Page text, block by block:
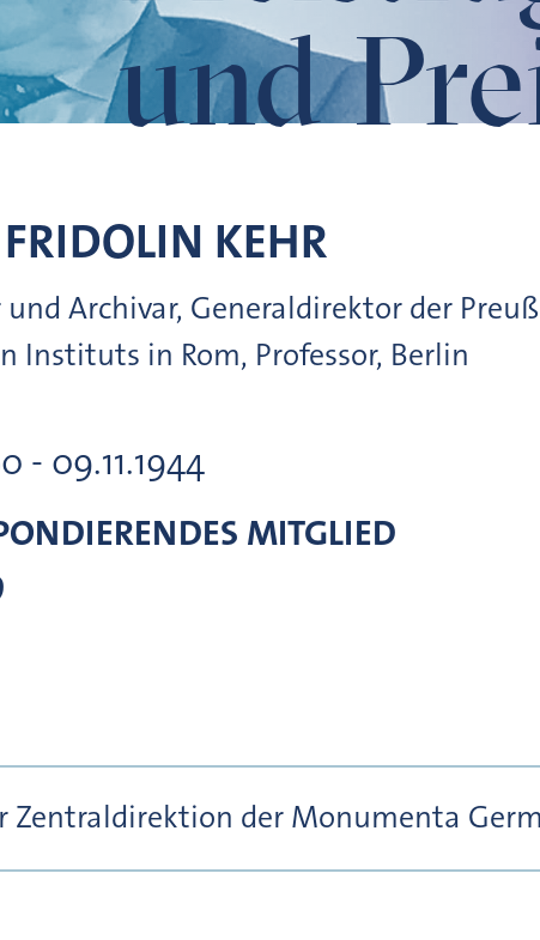
und
KEHR
Archivar, Generaldirektor der
Instituts in Rom, Professor, Berlin
- 09.11.1944
MITGLIED
Zentraldirektion der Monumenta